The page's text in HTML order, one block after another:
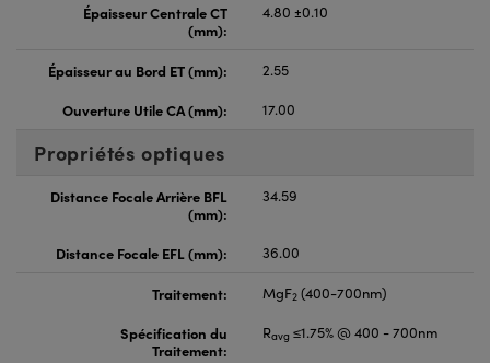
Épaisseur Centrale CT
(mm):
4.80 ±0.10
Épaisseur au Bord ET (mm):
2.55
Ouverture Utile CA (mm):
17.00
Propriétés optiques
Distance Focale Arrière BFL
(mm):
34.59
Distance Focale EFL (mm): 36.00
Traitement: MgF2 (400-700nm)
Spécification du
Traitement:
Ravg ≤1.75% @ 400 - 700nm